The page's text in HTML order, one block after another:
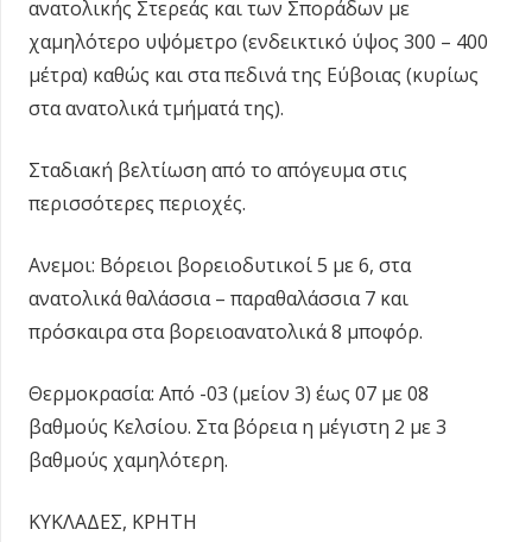
ανατολικής Στερεάς και των Σποράδων με
χαμηλότερο υψόμετρο (ενδεικτικό ύψος 300 – 400
μέτρα) καθώς και στα πεδινά της Εύβοιας (κυρίως
στα ανατολικά τμήματά της).
Σταδιακή βελτίωση από το απόγευμα στις
περισσότερες περιοχές.
Ανεμοι: Βόρειοι βορειοδυτικοί 5 με 6, στα
ανατολικά θαλάσσια – παραθαλάσσια 7 και
πρόσκαιρα στα βορειοανατολικά 8 μποφόρ.
Θερμοκρασία: Από -03 (μείον 3) έως 07 με 08
βαθμούς Κελσίου. Στα βόρεια η μέγιστη 2 με 3
βαθμούς χαμηλότερη.
ΚΥΚΛΑΔΕΣ, ΚΡΗΤΗ